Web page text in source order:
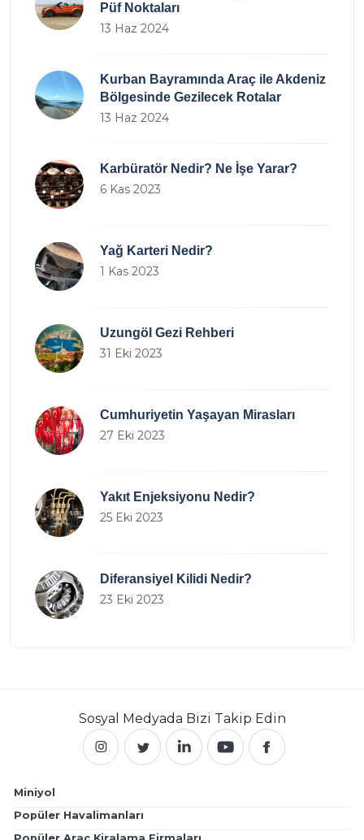
Püf Noktaları
13 Haz 2024
Kurban Bayramında Araç ile Akdeniz
Bölgesinde Gezilecek Rotalar
13 Haz 2024
Karbüratör Nedir? Ne İşe Yarar?
6 Kas 2023
Yağ Karteri Nedir?
1 Kas 2023
Uzungöl Gezi Rehberi
31 Eki 2023
Cumhuriyetin Yaşayan Mirasları
27 Eki 2023
Yakıt Enjeksiyonu Nedir?
25 Eki 2023
Diferansiyel Kilidi Nedir?
23 Eki 2023
Sosyal Medyada Bizi Takip Edin
Miniyol
Popüler Havalimanları